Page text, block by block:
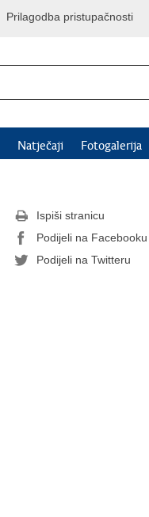
Prilagodba pristupačnosti
Natječaji Fotogalerija
Ispiši stranicu
Podijeli na Facebooku
Podijeli na Twitteru